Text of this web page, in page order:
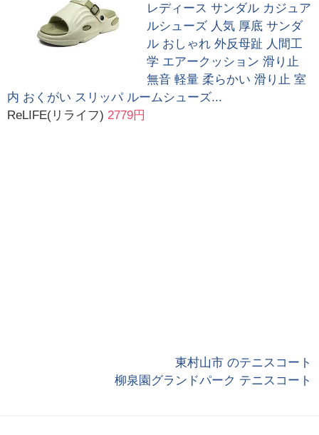
レディース サンダル カジュア
ルシューズ 人気 厚底 サンダ
ル おしゃれ 外反母趾 人間工
学 エアークッション 滑り止
無音 軽量 柔らかい 滑り止 室
内 おくがい スリッパ ルームシューズ...
ReLIFE(リライフ) 2779円
東村山市 のテニスコート
柳泉園グランドパーク テニスコート